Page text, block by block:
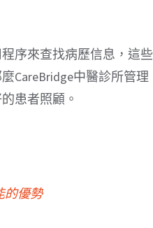
序來查找病歷信息，這些
CareBridge中醫診所管理
患者照顧。
的優勢